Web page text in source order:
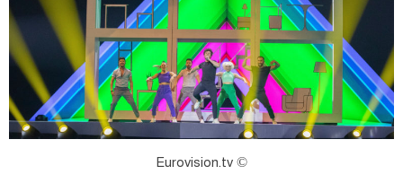
© Eurovision.tv